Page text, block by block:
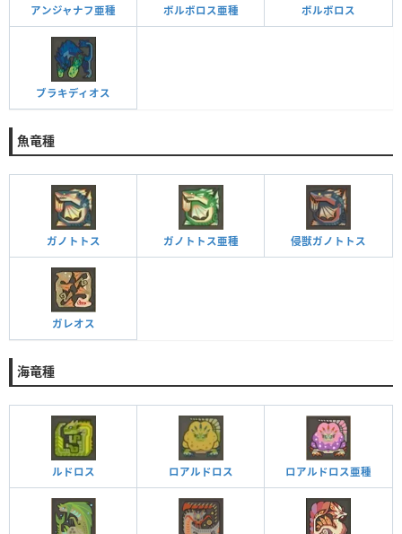
アンジャナフ亜種 ボルボロス亜種 ボルボロス
ブラキディオス
魚竜種
ガノトトス ガノトトス亜種 侵獣ガノトトス
ガレオス
海竜種
ルドロス ロアルドロス ロアルドロス亜種